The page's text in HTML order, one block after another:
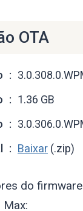
OTA
1.36 GB
Baixar (.zip)
do
Max: